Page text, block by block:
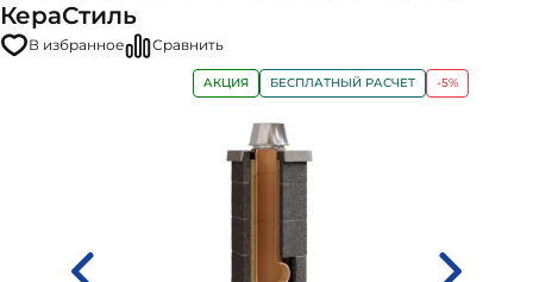
КераСтиль
В избранное Сравнить
АКЦИЯ БЕСПЛАТНЫЙ РАСЧЕТ -5%